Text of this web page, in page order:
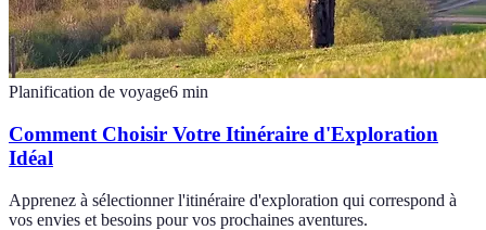
Planification de voyage6 min
Comment Choisir Votre Itinéraire d'Exploration
Idéal
Apprenez à sélectionner l'itinéraire d'exploration qui correspond à
vos envies et besoins pour vos prochaines aventures.